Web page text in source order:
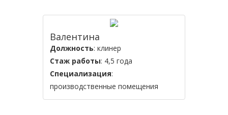
Валентина
Должность: клинер
Стаж работы: 4,5 года
Специализация:
производственные помещения